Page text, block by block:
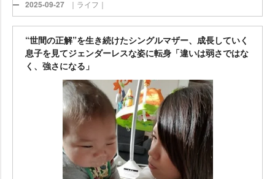
2025-09-27 ｜ライフ｜
“世間の正解”を生き続けたシングルマザー、成長していく
息子を見てジェンダーレスな姿に転身「違いは弱さではな
く、強さになる」